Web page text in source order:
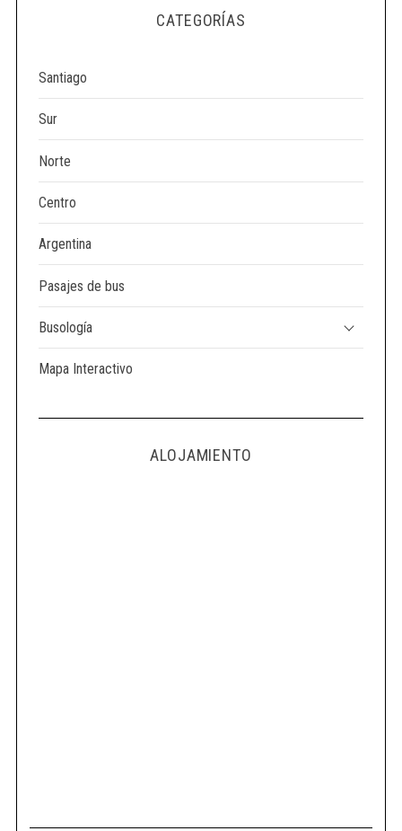
CATEGORÍAS
Santiago
Sur
Norte
Centro
Argentina
Pasajes de bus
Busología
Mapa Interactivo
ALOJAMIENTO